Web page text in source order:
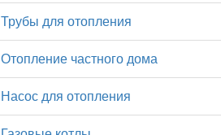
Трубы для отопления
Отопление частного дома
Насос для отопления